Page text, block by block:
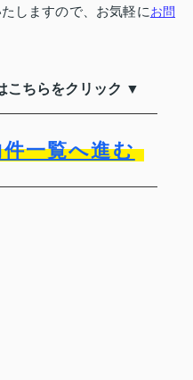
しますので、お気軽にお問
こちらをクリック ▼
一覧へ進む